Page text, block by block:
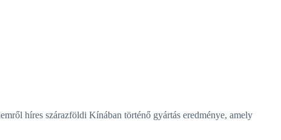
híres szárazföldi Kínában történő gyártás eredménye, amely